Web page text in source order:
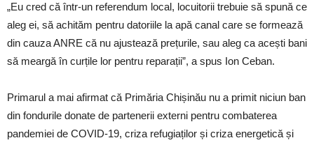
„Eu cred că într-un referendum local, locuitorii trebuie să spună ce
aleg ei, să achităm pentru datoriile la apă canal care se formează
din cauza ANRE că nu ajustează prețurile, sau aleg ca acești bani
să meargă în curțile lor pentru reparații”, a spus Ion Ceban.
Primarul a mai afirmat că Primăria Chișinău nu a primit niciun ban
din fondurile donate de partenerii externi pentru combaterea
pandemiei de COVID-19, criza refugiaților și criza energetică și